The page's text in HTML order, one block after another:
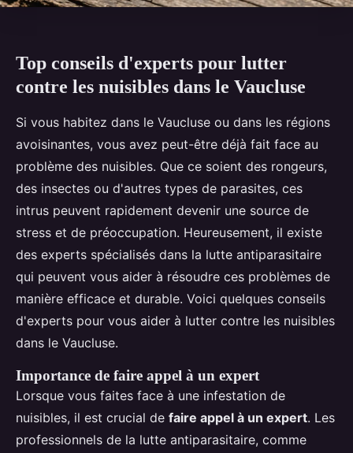
Top conseils d'experts pour lutter
contre les nuisibles dans le Vaucluse
Si vous habitez dans le Vaucluse ou dans les régions
avoisinantes, vous avez peut-être déjà fait face au
problème des nuisibles. Que ce soient des rongeurs,
des insectes ou d'autres types de parasites, ces
intrus peuvent rapidement devenir une source de
stress et de préoccupation. Heureusement, il existe
des experts spécialisés dans la lutte antiparasitaire
qui peuvent vous aider à résoudre ces problèmes de
manière efficace et durable. Voici quelques conseils
d'experts pour vous aider à lutter contre les nuisibles
dans le Vaucluse.
Importance de faire appel à un expert
Lorsque vous faites face à une infestation de
nuisibles, il est crucial de faire appel à un expert. Les
professionnels de la lutte antiparasitaire, comme